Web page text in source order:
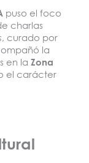
puso el foco
charlas
, curado por
la
en la Zona
el carácter